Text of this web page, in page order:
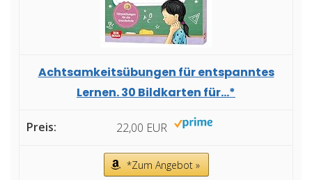
Achtsamkeitsübungen für entspanntes
Lernen. 30 Bildkarten für...*
22,00 EUR
*Zum Angebot »